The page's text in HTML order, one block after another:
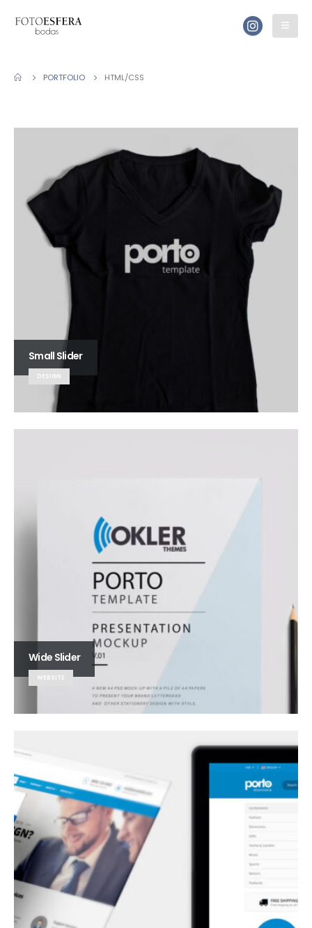
PORTFOLIO HTML/CSS
Small Slider
DESIGN
Wide Slider
WEBSITE